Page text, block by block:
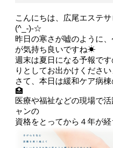
こんにちは、広尾エステ
(^_-)-☆
昨日の寒さが嘘のように
が気持ち良いですね☀
週末は夏日になる予報で
りとしてお出かけくださ
さて、本日は緩和ケア病
🏥
医療や福祉などの現場で
ャンの
資格をとってから４年が経